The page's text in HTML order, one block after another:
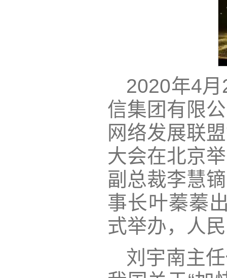
2020年4
信集团有限
网络发展联
大会在北京
副总裁李慧
事长叶蓁蓁
式举办，人
刘宇南主